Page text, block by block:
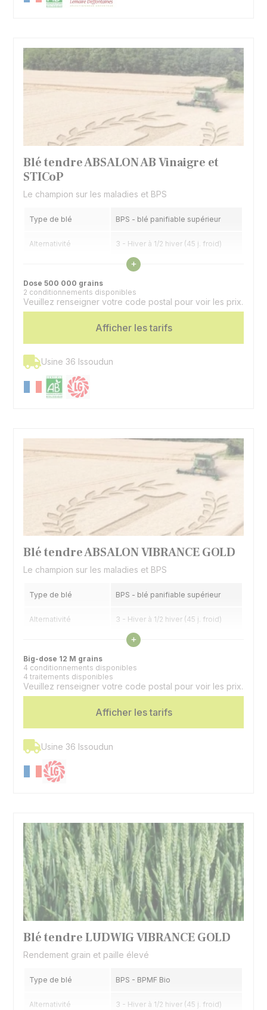
Blé tendre ABSALON AB Vinaigre et
STICoP
Le champion sur les maladies et BPS
Type de blé BPS - blé panifiable supérieur
Alternativité 3 - Hiver à 1/2 hiver (45 j. froid)
6,5 - 1/2 précoce
Voir les caractéristiques
+
Dose 500 000 grains
2 conditionnements disponibles
Veuillez renseigner votre code postal pour voir les prix.
Afficher les tarifs
Usine 36 Issoudun
Blé tendre ABSALON VIBRANCE GOLD
Le champion sur les maladies et BPS
Type de blé BPS - blé panifiable supérieur
Alternativité 3 - Hiver à 1/2 hiver (45 j. froid)
6,5 - 1/2 précoce
Voir les caractéristiques
+
Big-dose 12 M grains
4 conditionnements disponibles
4 traitements disponibles
Veuillez renseigner votre code postal pour voir les prix.
Afficher les tarifs
Usine 36 Issoudun
Blé tendre LUDWIG VIBRANCE GOLD
Rendement grain et paille élevé
Type de blé BPS - BPMF Bio
Alternativité 3 - Hiver à 1/2 hiver (45 j. froid)